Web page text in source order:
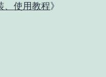
、使用教程》